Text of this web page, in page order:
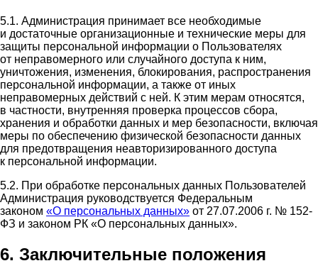
5.1. Администрация принимает все необходимые
и достаточные организационные и технические меры для
защиты персональной информации о Пользователях
от неправомерного или случайного доступа к ним,
уничтожения, изменения, блокирования, распространения
персональной информации, а также от иных
неправомерных действий с ней. К этим мерам относятся,
в частности, внутренняя проверка процессов сбора,
хранения и обработки данных и мер безопасности, включая
меры по обеспечению физической безопасности данных
для предотвращения неавторизированного доступа
к персональной информации.
5.2. При обработке персональных данных Пользователей
Администрация руководствуется Федеральным
законом «О персональных данных» от 27.07.2006 г. № 152-
ФЗ и законом РК «О персональных данных».
6. Заключительные положения